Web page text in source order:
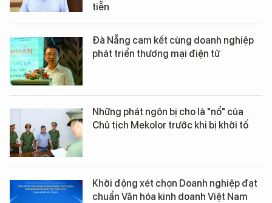
tiễn
Đà Nẵng cam kết cùng doanh nghiệp
phát triển thương mại điện tử
Những phát ngôn bị cho là "nổ" của
Chủ tịch Mekolor trước khi bị khởi tố
Khởi động xét chọn Doanh nghiệp đạt
chuẩn Văn hóa kinh doanh Việt Nam